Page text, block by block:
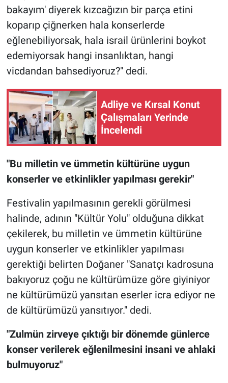
bakayım' diyerek kızcağızın bir parça etini
koparıp çiğnerken hala konserlerde
eğlenebiliyorsak, hala israil ürünlerini boykot
edemiyorsak hangi insanlıktan, hangi
vicdandan bahsediyoruz?" dedi.
Adliye ve Kırsal Konut
Çalışmaları Yerinde
İncelendi
"Bu milletin ve ümmetin kültürüne uygun
konserler ve etkinlikler yapılması gerekir"
Festivalin yapılmasının gerekli görülmesi
halinde, adının "Kültür Yolu" olduğuna dikkat
çekilerek, bu milletin ve ümmetin kültürüne
uygun konserler ve etkinlikler yapılması
gerektiği belirten Doğaner "Sanatçı kadrosuna
bakıyoruz çoğu ne kültürümüze göre giyiniyor
ne kültürümüzü yansıtan eserler icra ediyor ne
de kültürümüzü yansıtıyor." dedi.
"Zulmün zirveye çıktığı bir dönemde günlerce
konser verilerek eğlenilmesini insani ve ahlaki
bulmuyoruz"